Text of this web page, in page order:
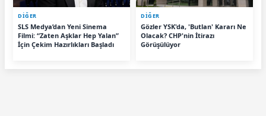
DİĞER
SLS Medya’dan Yeni Sinema
Filmi: “Zaten Aşklar Hep Yalan”
İçin Çekim Hazırlıkları Başladı
DİĞER
Gözler YSK'da, 'Butlan' Kararı Ne
Olacak? CHP'nin İtirazı
Görüşülüyor